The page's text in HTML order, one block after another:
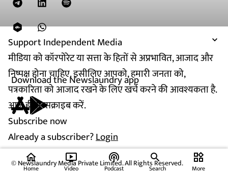
Support Independent Media
मीडिया को कॉरपोरेट या सत्ता के हितों से अप्रभावित, आजाद और
निष्पक्ष होना चाहिए. इसीलिए आपको, हमारी जनता को,
पत्रकारिता को आजाद रखने के लिए खर्च करने की आवश्यकता है.
आज ही सब्सक्राइब करें.
Subscribe now
Already a subscriber?Login
Download the Newslaundry app
© Newslaundry Media Private Limited. All Rights Reserved.
home
Home
ondemand_video
Video
podcasts
Podcast Search
widgets
More